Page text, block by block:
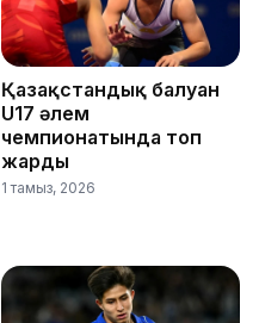
Қазақстандық балуан
U17 әлем
чемпионатында топ
жарды
1 тамыз, 2026